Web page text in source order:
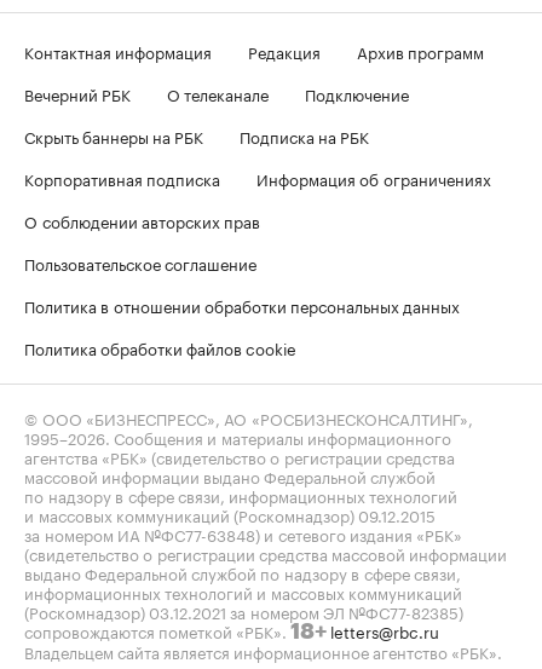
Контактная информация Редакция
Архив программ
Вечерний РБК
О телеканале
Подключение
Скрыть баннеры на РБК
Подписка на РБК
Корпоративная подписка
Информация об ограничениях
О соблюдении авторских прав
Пользовательское соглашение
Политика в отношении обработки персональных данных
Политика обработки файлов cookie
© ООО «БИЗНЕСПРЕСС», АО «РОСБИЗНЕСКОНСАЛТИНГ»,
1995–2026 . Сообщения и материалы информационного
агентства «РБК» (свидетельство о регистрации средства
массовой информации выдано Федеральной службой
по надзору в сфере связи, информационных технологий
и массовых коммуникаций (Роскомнадзор) 09.12.2015
за номером ИА №ФС77-63848) и сетевого издания «РБК»
(свидетельство о регистрации средства массовой информации
выдано Федеральной службой по надзору в сфере связи,
информационных технологий и массовых коммуникаций
(Роскомнадзор) 03.12.2021 за номером ЭЛ №ФС77-82385)
сопровождаются пометкой «РБК». 18+ letters@rbc.ru
Владельцем сайта является информационное агентство «РБК».